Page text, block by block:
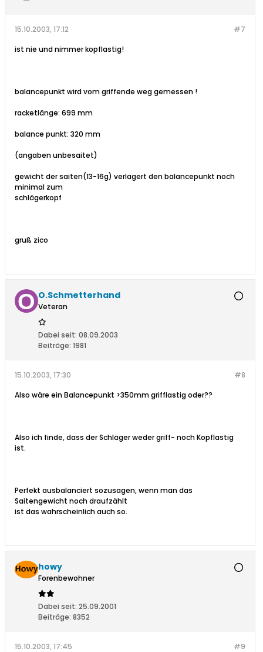
#7
15.10.2003, 17:12
ist nie und nimmer kopflastig!
balancepunkt wird vom griffende weg gemessen !
racketlänge: 699 mm
balance punkt: 320 mm
(angaben unbesaitet)
gewicht der saiten(13-16g) verlagert den balancepunkt noch
minimal zum
schlägerkopf
gruß zico
O.Schmetterhand
Veteran
Dabei seit: 08.09.2003
Beiträge: 1981
#8
15.10.2003, 17:30
Also wäre ein Balancepunkt >350mm grifflastig oder??
Also ich finde, dass der Schläger weder griff- noch Kopflastig
ist.
Perfekt ausbalanciert sozusagen, wenn man das
Saitengewicht noch draufzählt
ist das wahrscheinlich auch so.
howy
Forenbewohner
Dabei seit: 25.09.2001
Beiträge: 8352
#9
15.10.2003, 17:45